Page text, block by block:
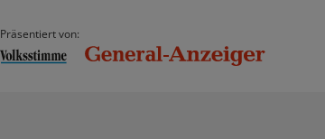
Präsentiert von: